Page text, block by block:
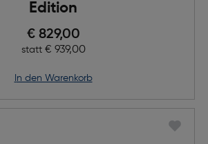
Edition
Preis nach Rabatts
€ 829,00
statt Ursprünglicher Preis
€ 939,00
in den Warenkorb